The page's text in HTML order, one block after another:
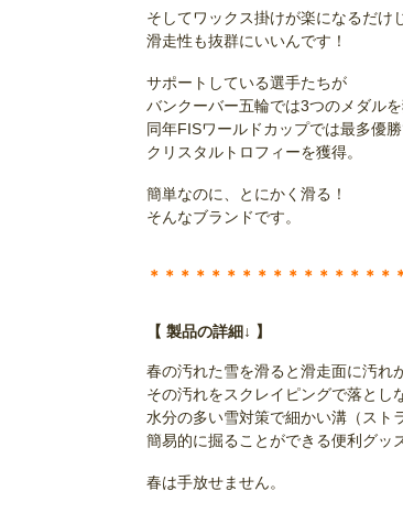
そしてワックス掛けが楽になるだけ
滑走性も抜群にいいんです！
サポートしている選手たちが
バンクーバー五輪では3つのメダル
同年FISワールドカップでは最多優
クリスタルトロフィーを獲得。
簡単なのに、とにかく滑る！
そんなブランドです。
＊＊＊＊＊＊＊＊＊＊＊＊＊＊＊＊
【 製品の詳細↓ 】
春の汚れた雪を滑ると滑走面に汚れ
その汚れをスクレイピングで落とし
水分の多い雪対策で細かい溝（スト
簡易的に掘ることができる便利グッ
春は手放せません。